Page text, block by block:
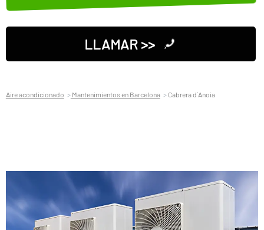
LLAMAR >>
Aire acondicionado Mantenimientos en Barcelona Cabrera d´Anoia